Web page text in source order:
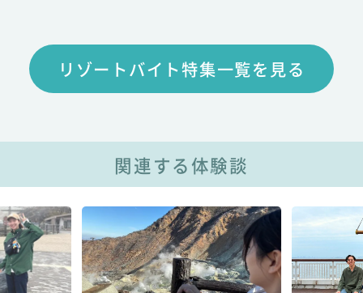
リゾートバイト特集一覧を見る
関連する体験談